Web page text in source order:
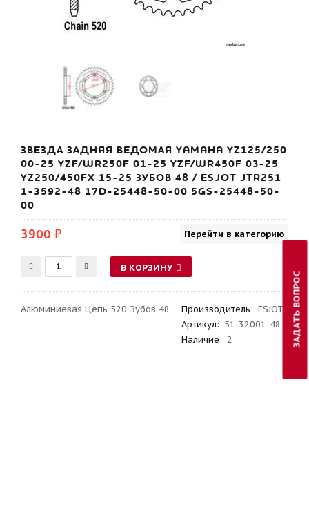
ЗВЕЗДА ЗАДНЯЯ ВЕДОМАЯ YAMAHA YZ125/250
00-25 YZF/WR250F 01-25 YZF/WR450F 03-25
YZ250/450FX 15-25 ЗУБОВ 48 / ESJOT JTR251
1-3592-48 17D-25448-50-00 5GS-25448-50-
00
3900 ₽ Перейти в категорию
В КОРЗИНУ
Алюминиевая Цепь 520 Зубов 48 Производитель: ESJOT
Артикул: 51-32001-48
Наличие: 2 ЗАДАТЬ ВОПРОС